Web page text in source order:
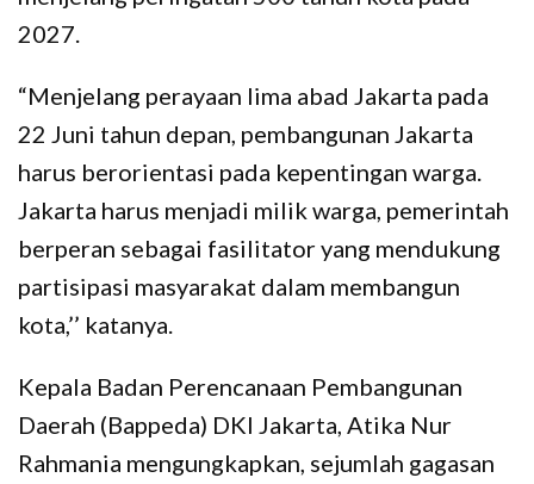
2027.
“Menjelang perayaan lima abad Jakarta pada
22 Juni tahun depan, pembangunan Jakarta
harus berorientasi pada kepentingan warga.
Jakarta harus menjadi milik warga, pemerintah
berperan sebagai fasilitator yang mendukung
partisipasi masyarakat dalam membangun
kota,’’ katanya.
Kepala Badan Perencanaan Pembangunan
Daerah (Bappeda) DKI Jakarta, Atika Nur
Rahmania mengungkapkan, sejumlah gagasan